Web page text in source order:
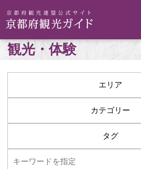
観光・体験
エリア
カテゴリー
タグ